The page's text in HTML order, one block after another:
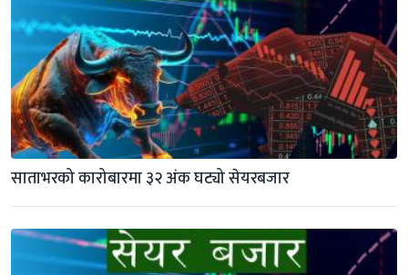
साताभरको कारोबारमा ३२ अंक घट्यो सेयरबजार